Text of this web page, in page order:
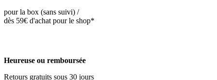
pour la box (sans suivi) /
dès 59€ d'achat pour le shop*
Heureuse ou remboursée
Retours gratuits sous 30 jours